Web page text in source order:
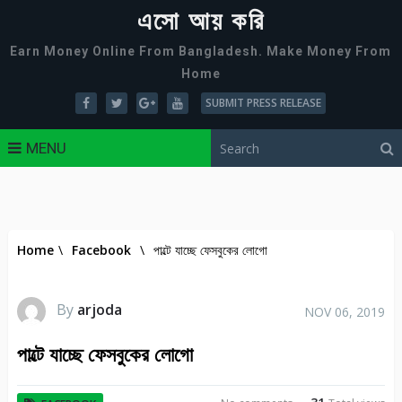
এসো আয় করি
Earn Money Online From Bangladesh. Make Money From
Home
SUBMIT PRESS RELEASE
MENU
Home \ Facebook \ পাল্টে যাচ্ছে ফেসবুকের লোগো
By arjoda NOV 06, 2019
পাল্টে যাচ্ছে ফেসবুকের লোগো